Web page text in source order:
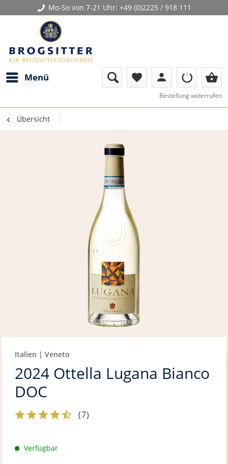
Mo-So von 7-21 Uhr: +49 (0)2225 / 918 111
Menü favorite person shopping_basket
Bestellung widerrufen
Übersicht
Italien | Veneto
2024 Ottella Lugana Bianco
DOC
(7)
Verfügbar